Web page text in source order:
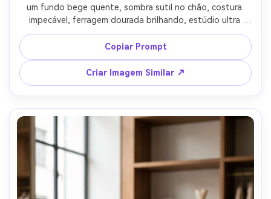
um fundo bege quente, sombra sutil no chão, costura
impecável, ferragem dourada brilhando, estúdio ultra
limpo com luz principal e preenchimento suave,
fotografada com Canon EOS R5, lente 85mm, f/8, foco
nítido em produto, fotografia editorial premium, textura
natural do couro, alta resolução, correção mínima de cor -
-ar 4:5
Copiar Prompt
Criar Imagem Similar ↗